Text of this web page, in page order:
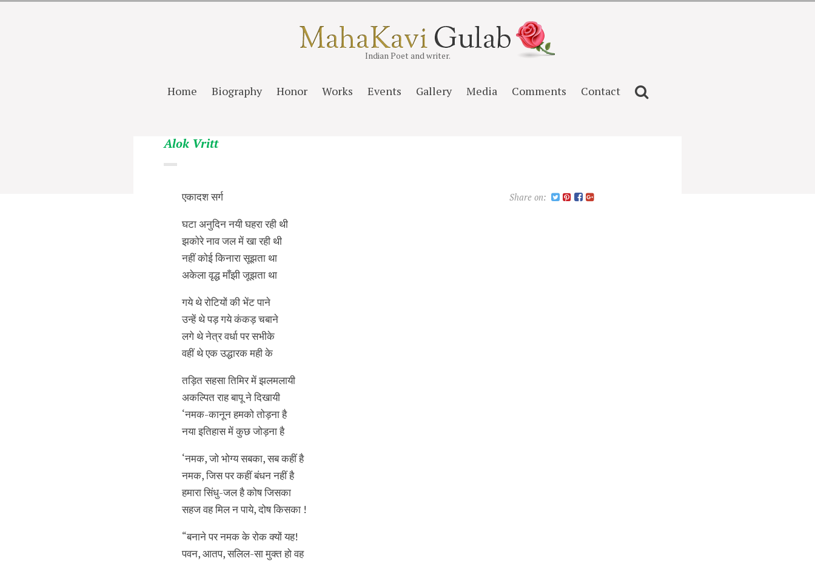
Indian Poet and writer.
Home Biography Honor Works Events Gallery Media Comments Contact
Alok Vritt
एकादश सर्ग
घटा अनुदिन नयी घहरा रही थी
झकोरे नाव जल में खा रही थी
नहीं कोई किनारा सूझता था
अकेला वृद्ध माँझी जूझता था
गये थे रोटियों की भेंट पाने
उन्हें थे पड़ गये कंकड़ चबाने
लगे थे नेत्र वर्धा पर सभीके
वहीं थे एक उद्धारक मही के
तड़ित सहसा तिमिर में झलमलायी
अकल्पित राह बापू ने दिखायी
‘नमक-कानून हमको तोड़ना है
नया इतिहास में कुछ जोड़ना है
‘नमक, जो भोग्य सबका, सब कहीं है
नमक, जिस पर कहीं बंधन नहीं है
हमारा सिंधु-जल है कोष जिसका
सहज वह मिल न पाये, दोष किसका !
“बनाने पर नमक के रोक क्‍यों यह!
पवन, आतप, सलिल-सा मुक्त हो वह
Share on: